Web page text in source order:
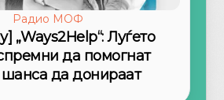
Радио МОФ
„Ways2Help“: Луѓето
да помогнат
да донираат